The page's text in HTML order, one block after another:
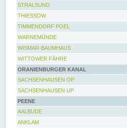
STRALSUND
THIESSOW
TIMMENDORF POEL
WARNEMÜNDE
WISMAR-BAUMHAUS
WITTOWER FÄHRE
ORANIENBURGER KANAL
SACHSENHAUSEN OP
SACHSENHAUSEN UP
PEENE
AALBUDE
ANKLAM